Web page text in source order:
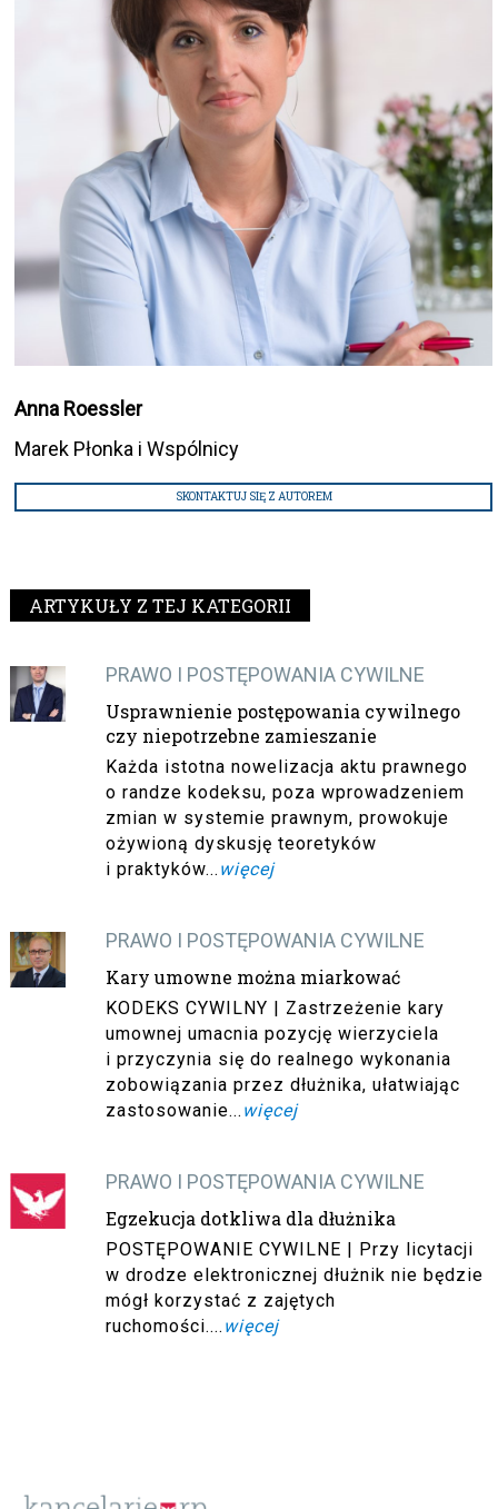
Anna Roessler
Marek Płonka i Wspólnicy
SKONTAKTUJ SIĘ Z AUTOREM
ARTYKUŁY Z TEJ KATEGORII
PRAWO I POSTĘPOWANIA CYWILNE
Usprawnienie postępowania cywilnego
czy niepotrzebne zamieszanie
Każda istotna nowelizacja aktu prawnego
o randze kodeksu, poza wprowadzeniem
zmian w systemie prawnym, prowokuje
ożywioną dyskusję teoretyków
i praktyków... więcej
PRAWO I POSTĘPOWANIA CYWILNE
Kary umowne można miarkować
KODEKS CYWILNY | Zastrzeżenie kary
umownej umacnia pozycję wierzyciela
i przyczynia się do realnego wykonania
zobowiązania przez dłużnika, ułatwiając
zastosowanie... więcej
PRAWO I POSTĘPOWANIA CYWILNE
Egzekucja dotkliwa dla dłużnika
POSTĘPOWANIE CYWILNE | Przy licytacji
w drodze elektronicznej dłużnik nie będzie
mógł korzystać z zajętych
ruchomości.... więcej